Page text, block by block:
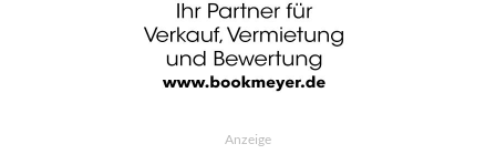
Anzeige